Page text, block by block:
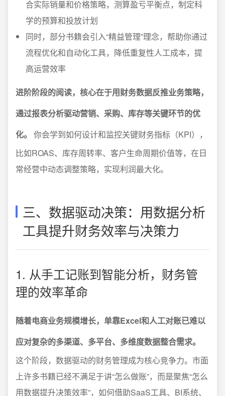
合实际销量和价格策略，测算盈亏平衡点，制定科
学的预算和投放计划
同时，部分书籍会引入“精益管理”理念，帮助你通过
流程优化和自动化工具，降低重复性人工成本，提
高运营效率
进阶阶段的阅读，核心在于用财务数据反推业务策略，
通过报表分析驱动营销、采购、库存等关键环节的优
化。
你会学到如何设计和监控关键财务指标（KPI），
比如ROAS、库存周转率、客户生命周期价值等，在日
常经营中动态调整策略，实现利润最大化。
三、数据驱动决策：用数据分析
工具提升财务效率与决策力
1. 从手工记账到智能分析，财务管
理的效率革命
随着电商业务规模增长，单靠Excel和人工对账已难以
应对复杂的多渠道、多平台、多维度数据整合需求。
这个阶段，数据驱动的财务管理成为核心竞争力。市面
上许多书籍已经不满足于讲“怎么做账”，而是聚焦“怎么
用数据提升决策效率”，如何借助SaaS工具、BI系统、